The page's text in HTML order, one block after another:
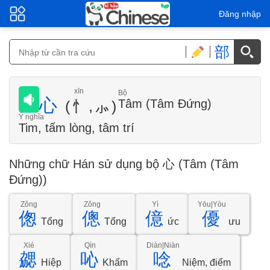
Đăng nhập
部
心 (忄,⺗)
xīn
Tâm (Tâm Đứng)
Bộ
Tim, tấm lòng, tâm trí
Ý nghĩa
Những chữ Hán sử dụng bộ 心 (Tâm (Tâm
Đứng))
偬
Zǒng
Tổng 傯
Zǒng
Tổng 億
Yì
ức 優
Yōu|Yòu
ưu
勰
Xié
Hiệp 吣
Qìn
Khấm 唸
Diàn|Niàn
Niệm, điếm